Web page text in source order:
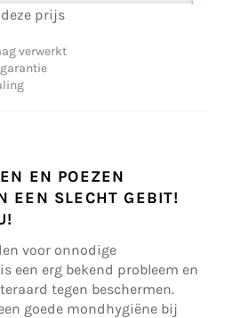
prijs
verwerkt
EN POEZEN
EEN SLECHT GEBIT!
voor onnodige
een erg bekend probleem en
tegen beschermen.
goede mondhygiëne bij